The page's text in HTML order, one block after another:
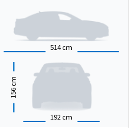
514 cm
192 cm
156
cm